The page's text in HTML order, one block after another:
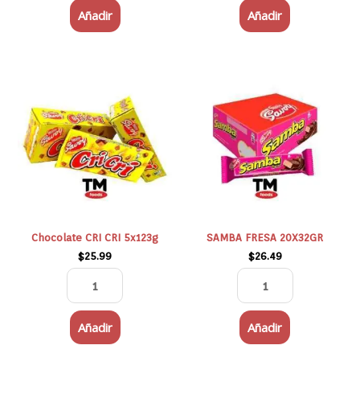
Añadir Añadir
Chocolate CRI CRI 5x123g
$25.99
CRI
5x123g
cantidad
Añadir
SAMBA FRESA 20X32GR
$26.49
20X32GR
cantidad
Añadir